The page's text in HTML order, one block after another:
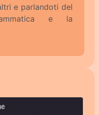
e parlandoti del
e la